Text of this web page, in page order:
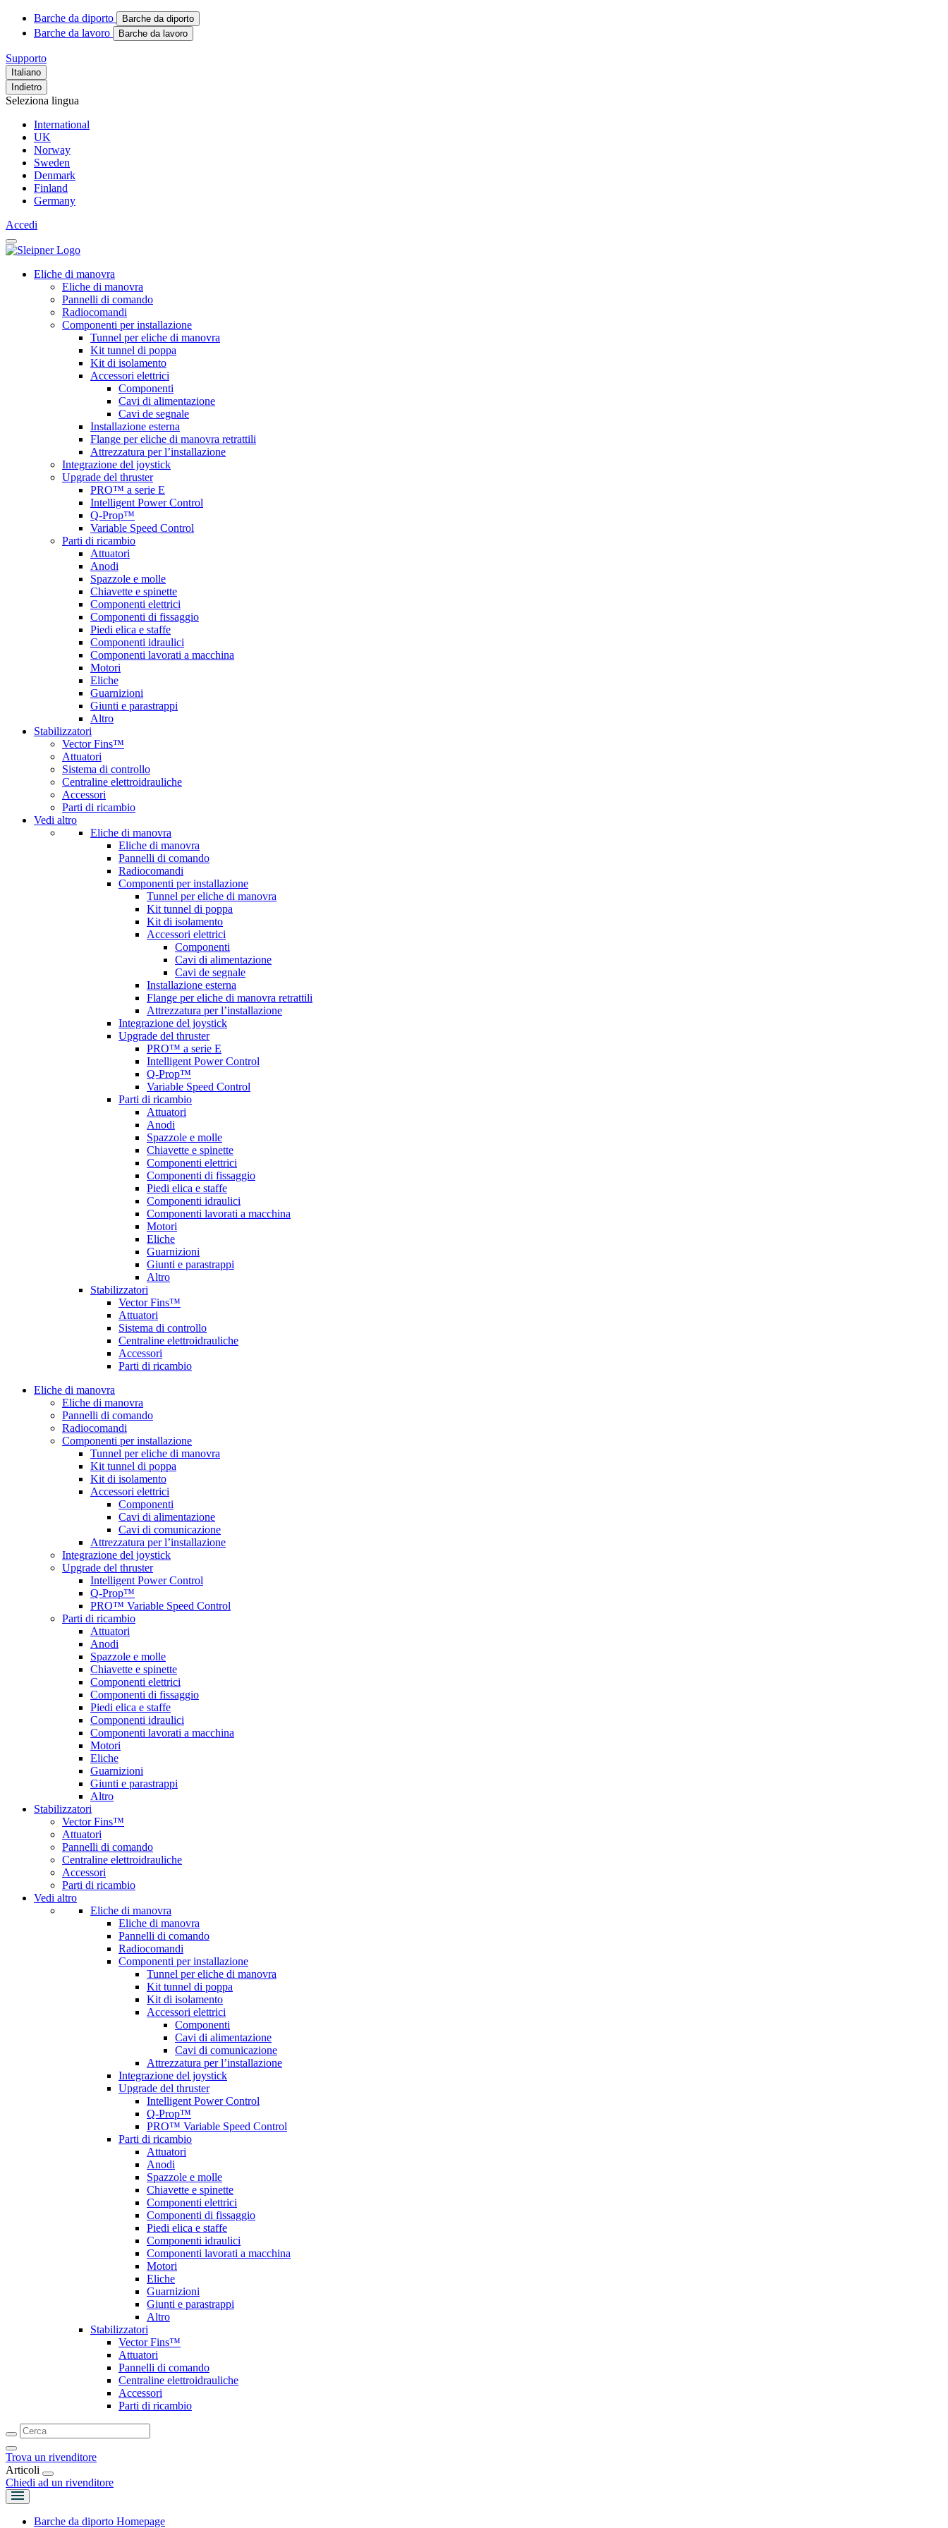
Barche da diporto Barche da diporto
Barche da lavoro Barche da lavoro
Supporto
Italiano
Indietro
Seleziona lingua
International
UK
Norway
Sweden
Denmark
Finland
Germany
Accedi
Eliche di manovra
Eliche di manovra
Pannelli di comando
Radiocomandi
Componenti per installazione
Tunnel per eliche di manovra
Kit tunnel di poppa
Kit di isolamento
Accessori elettrici
Componenti
Cavi di alimentazione
Cavi de segnale
Installazione esterna
Flange per eliche di manovra retrattili
Attrezzatura per l’installazione
Integrazione del joystick
Upgrade del thruster
PRO™ a serie E
Intelligent Power Control
Q-Prop™
Variable Speed Control
Parti di ricambio
Attuatori
Anodi
Spazzole e molle
Chiavette e spinette
Componenti elettrici
Componenti di fissaggio
Piedi elica e staffe
Componenti idraulici
Componenti lavorati a macchina
Motori
Eliche
Guarnizioni
Giunti e parastrappi
Altro
Stabilizzatori
Vector Fins™
Attuatori
Sistema di controllo
Centraline elettroidrauliche
Accessori
Parti di ricambio
Vedi altro
Eliche di manovra
Eliche di manovra
Pannelli di comando
Radiocomandi
Componenti per installazione
Tunnel per eliche di manovra
Kit tunnel di poppa
Kit di isolamento
Accessori elettrici
Componenti
Cavi di alimentazione
Cavi de segnale
Installazione esterna
Flange per eliche di manovra retrattili
Attrezzatura per l’installazione
Integrazione del joystick
Upgrade del thruster
PRO™ a serie E
Intelligent Power Control
Q-Prop™
Variable Speed Control
Parti di ricambio
Attuatori
Anodi
Spazzole e molle
Chiavette e spinette
Componenti elettrici
Componenti di fissaggio
Piedi elica e staffe
Componenti idraulici
Componenti lavorati a macchina
Motori
Eliche
Guarnizioni
Giunti e parastrappi
Altro
Stabilizzatori
Vector Fins™
Attuatori
Sistema di controllo
Centraline elettroidrauliche
Accessori
Parti di ricambio
Eliche di manovra
Eliche di manovra
Pannelli di comando
Radiocomandi
Componenti per installazione
Tunnel per eliche di manovra
Kit tunnel di poppa
Kit di isolamento
Accessori elettrici
Componenti
Cavi di alimentazione
Cavi di comunicazione
Attrezzatura per l’installazione
Integrazione del joystick
Upgrade del thruster
Intelligent Power Control
Q-Prop™
PRO™ Variable Speed Control
Parti di ricambio
Attuatori
Anodi
Spazzole e molle
Chiavette e spinette
Componenti elettrici
Componenti di fissaggio
Piedi elica e staffe
Componenti idraulici
Componenti lavorati a macchina
Motori
Eliche
Guarnizioni
Giunti e parastrappi
Altro
Stabilizzatori
Vector Fins™
Attuatori
Pannelli di comando
Centraline elettroidrauliche
Accessori
Parti di ricambio
Vedi altro
Eliche di manovra
Eliche di manovra
Pannelli di comando
Radiocomandi
Componenti per installazione
Tunnel per eliche di manovra
Kit tunnel di poppa
Kit di isolamento
Accessori elettrici
Componenti
Cavi di alimentazione
Cavi di comunicazione
Attrezzatura per l’installazione
Integrazione del joystick
Upgrade del thruster
Intelligent Power Control
Q-Prop™
PRO™ Variable Speed Control
Parti di ricambio
Attuatori
Anodi
Spazzole e molle
Chiavette e spinette
Componenti elettrici
Componenti di fissaggio
Piedi elica e staffe
Componenti idraulici
Componenti lavorati a macchina
Motori
Eliche
Guarnizioni
Giunti e parastrappi
Altro
Stabilizzatori
Vector Fins™
Attuatori
Pannelli di comando
Centraline elettroidrauliche
Accessori
Parti di ricambio
Trova un rivenditore
Articoli
Chiedi ad un rivenditore
Barche da diporto Homepage